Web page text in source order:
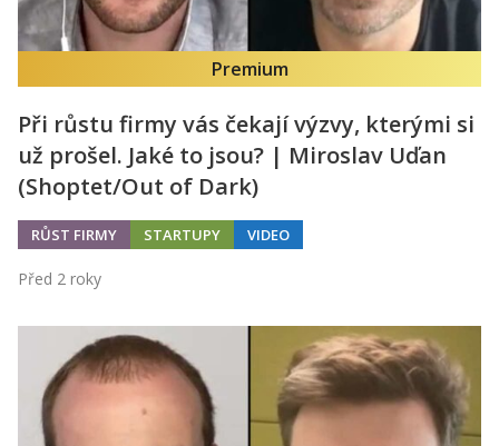
Premium
Při růstu firmy vás čekají výzvy, kterými si
už prošel. Jaké to jsou? | Miroslav Uďan
(Shoptet/Out of Dark)
RŮST FIRMY STARTUPY VIDEO
Před 2 roky